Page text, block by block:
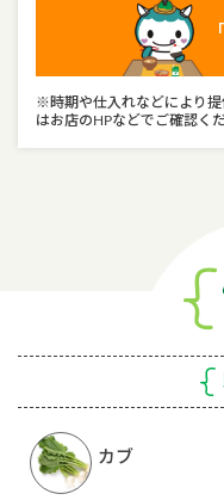
※時期や仕入れなどにより提
はお店のHPなどでご確認くだ
カブ